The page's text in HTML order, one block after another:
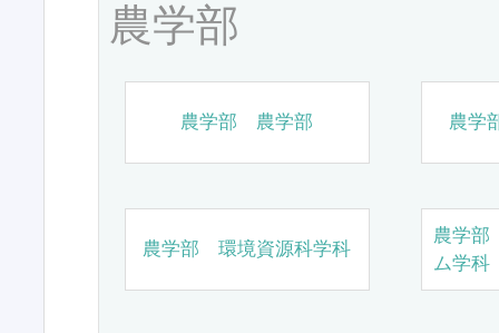
農学部
農学部 農学部 農学
農学部 環境資源科学科
農学
ム学科